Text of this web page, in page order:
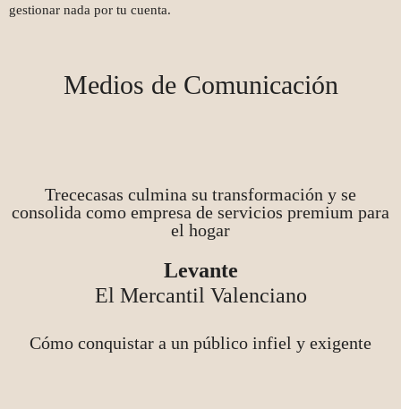
gestionar nada por tu cuenta.
Medios de Comunicación
Trececasas culmina su transformación y se
consolida como empresa de servicios premium para
el hogar
Levante
El Mercantil Valenciano
Cómo conquistar a un público infiel y exigente